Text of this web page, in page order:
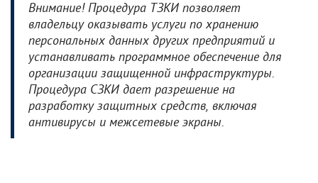
Внимание! Процедура ТЗКИ позволяет
владельцу оказывать услуги по хранению
персональных данных других предприятий и
устанавливать программное обеспечение для
организации защищенной инфраструктуры.
Процедура СЗКИ дает разрешение на
разработку защитных средств, включая
антивирусы и межсетевые экраны.